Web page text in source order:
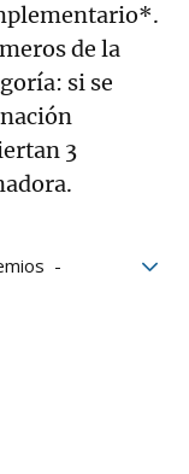
de la
si se
3